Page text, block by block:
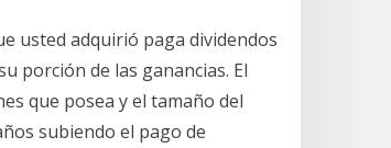
usted adquirió paga dividendos
porción de las ganancias. El
que posea y el tamaño del
subiendo el pago de